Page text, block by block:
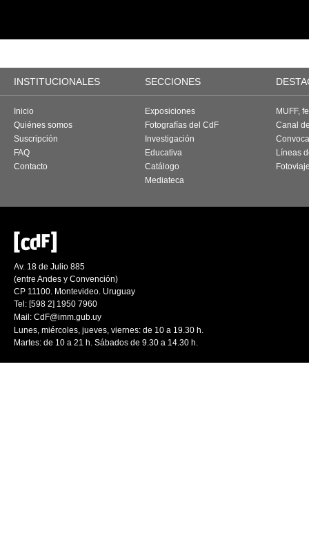
INSTITUCIONALES SECCIONES
Inicio
Quiénes somos
Suscripción
FAQ
Contacto
Exposiciones
Fotografías del CdF
Investigación
Educativa
Catálogo
Mediateca
MUFF,
Canal
Líneas
Av. 18 de Julio 885
(entre Andes y Convención)
CP 11100. Montevideo. Uruguay
Tel: [598 2] 1950 7960
Mail: CdF@imm.gub.uy
Lunes, miércoles, jueves, viernes: de 10 a 19.30 h.
Martes: de 10 a 21 h. Sábados de 9.30 a 14.30 h.